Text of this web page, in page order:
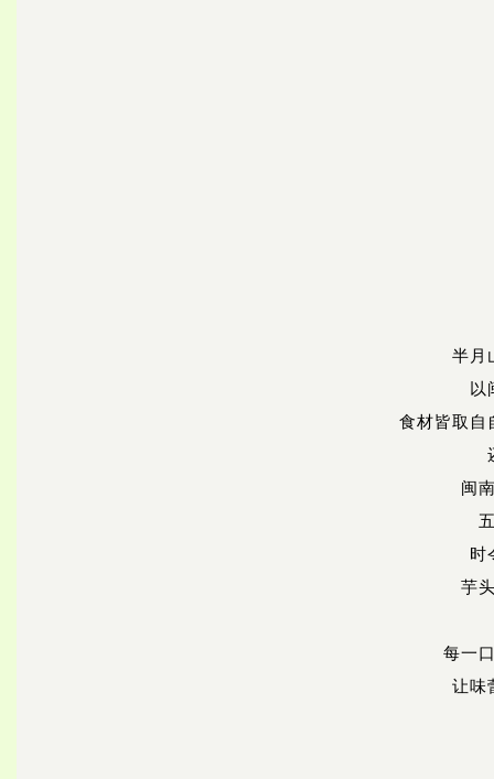
半月
以
食材皆取自
闽
时
芋
每一
让味